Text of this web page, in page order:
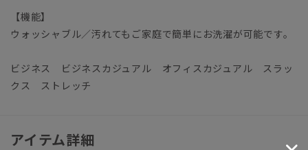
【機能】
ウォッシャブル／汚れてもご家庭で簡単にお洗濯が可能です。
ビジネス ビジネスカジュアル オフィスカジュアル スラッ
クス ストレッチ
アイテム詳細